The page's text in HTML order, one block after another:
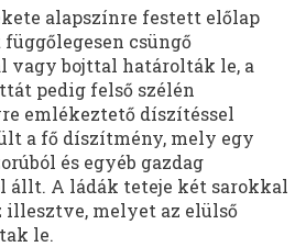
alapszínre festett előlap
csüngő
vagy bojttal határolták le, a
pedig felső szélén
emlékeztető díszítéssel
a fő díszítmény, mely egy
és egyéb gazdag
állt. A ládák teteje két sarokkal
illesztve, melyet az elülső
le.